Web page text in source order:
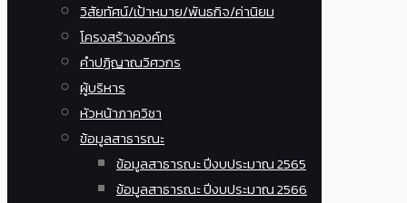
วิสัยทัศน์/เป้าหมาย/พันธกิจ/ค่านิยม
โครงสร้างองค์กร
คำปฏิญาณวิศวกร
ผู้บริหาร
หัวหน้าภาควิชา
ข้อมูลสาธารณะ
ข้อมูลสาธารณะ ปีงบประมาณ 2565
ข้อมูลสาธารณะ ปีงบประมาณ 2566